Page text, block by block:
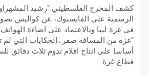
كشف المخرج الفلسطيني “رشيد
الرسمية على الفايسبوك، عن كواليس
في غزة ليبا وبالاعتماد على اضاءة
“غزة من المسافة صفر…الحكايات التي لم
أساسا على انتاج افلام تدوم ثلاث دقائق
قطاع غزة.